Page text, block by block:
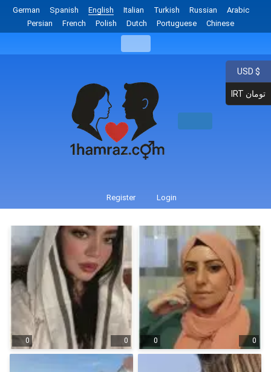
German Spanish English Italian Turkish Russian
Arabic
Persian
French Polish Dutch Portuguese Chinese
Register Login
0 0 0 0
USD $
IRT تومان